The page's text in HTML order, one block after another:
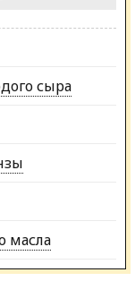
сыра
масла